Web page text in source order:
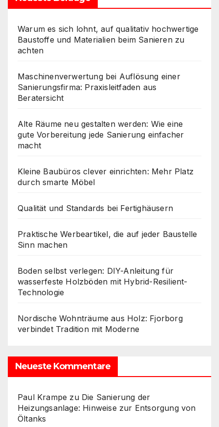
Warum es sich lohnt, auf qualitativ hochwertige
Baustoffe und Materialien beim Sanieren zu
achten
Maschinenverwertung bei Auflösung einer
Sanierungsfirma: Praxisleitfaden aus
Beratersicht
Alte Räume neu gestalten werden: Wie eine
gute Vorbereitung jede Sanierung einfacher
macht
Kleine Baubüros clever einrichten: Mehr Platz
durch smarte Möbel
Qualität und Standards bei Fertighäusern
Praktische Werbeartikel, die auf jeder Baustelle
Sinn machen
Boden selbst verlegen: DIY-Anleitung für
wasserfeste Holzböden mit Hybrid-Resilient-
Technologie
Nordische Wohnträume aus Holz: Fjorborg
verbindet Tradition mit Moderne
Neueste Kommentare
Paul Krampe zu Die Sanierung der
Heizungsanlage: Hinweise zur Entsorgung von
Öltanks